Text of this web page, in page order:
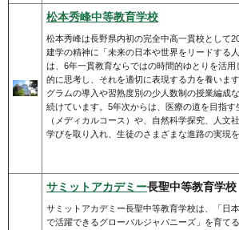
松本秀峰中等教育学校
松本秀峰は長野県内初の完全中高一貫校として
建学の精神に「未来の日本や世界をリードする
は、6年一貫教育ならではの時間的ゆとりを活
的に思考し、それを適切に表現する力を養いま
グラムの導入や習熟度別の少人数制の授業編成
続けています。5年次からは、医療の道を目指
（メディカルコース）や、自然科学探究、人文
学びを取り入れ、生徒のさまざまな進路の実現を
サミットアカデミー長聖中等教育学校
サミットアカデミー長聖中等教育学校は、「日
で活躍できるグローバルジャパニーズ」を育て